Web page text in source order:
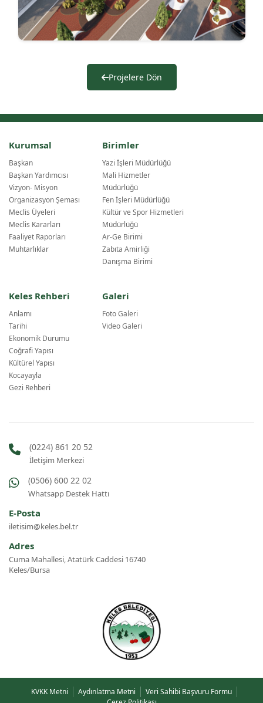
Projelere Dön
Kurumsal
Başkan
Başkan Yardımcısı
Vizyon- Misyon
Organizasyon Şeması
Meclis Üyeleri
Meclis Kararları
Faaliyet Raporları
Muhtarlıklar
Birimler
Yazi İşleri Müdürlüğü
Mali Hizmetler
Müdürlüğü
Fen İşleri Müdürlüğü
Kültür ve Spor Hizmetleri
Müdürlüğü
Ar-Ge Birimi
Zabıta Amirliği
Danışma Birimi
Keles Rehberi
Anlamı
Tarihi
Ekonomik Durumu
Coğrafi Yapısı
Kültürel Yapısı
Kocayayla
Gezi Rehberi
Galeri
Foto Galeri
Video Galeri
(0224) 861 20 52
İletişim Merkezi
(0506) 600 22 02
Whatsapp Destek Hattı
E-Posta
iletisim@keles.bel.tr
Adres
Cuma Mahallesi, Atatürk Caddesi 16740
Keles/Bursa
KVKK Metni Aydınlatma Metni
Veri Sahibi Başvuru Formu